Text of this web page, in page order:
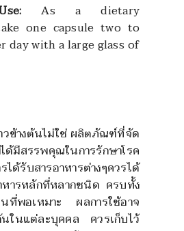
As a dietary
one capsule two to
day with a large glass of
ข้างต้นไม่ใช่ ผลิตภัณฑ์ที่จัด
ด้มีสรรพคุณในการรักษาโรค
ด้รับสารอาหารต่างๆควรได้
หารหลักที่หลากชนิด ครบทั้ง
ที่พอเหมาะ ผลการใช้อาจ
ในแต่ละบุคคล ควรเก็บไว้